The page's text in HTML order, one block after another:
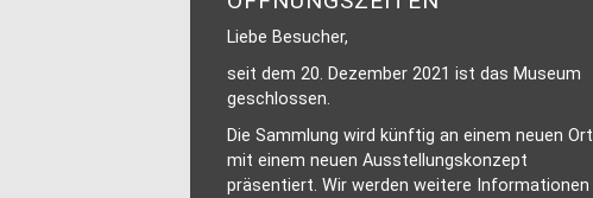
Liebe Besucher,
seit dem 20. Dezember 2021 ist das Museum
geschlossen.
Die Sammlung wird künftig an einem neuen Ort
mit einem neuen Ausstellungskonzept
präsentiert. Wir werden weitere Informationen